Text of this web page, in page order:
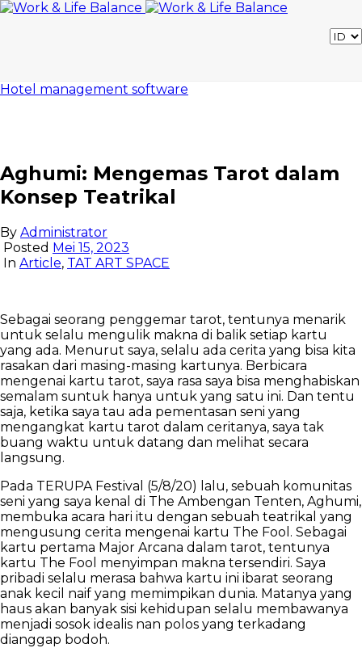
Hotel management software
Aghumi: Mengemas Tarot dalam
Konsep Teatrikal
By Administrator
Posted Mei 15, 2023
In Article, TAT ART SPACE
Sebagai seorang penggemar tarot, tentunya menarik
untuk selalu mengulik makna di balik setiap kartu
yang ada. Menurut saya, selalu ada cerita yang bisa kita
rasakan dari masing-masing kartunya. Berbicara
mengenai kartu tarot, saya rasa saya bisa menghabiskan
semalam suntuk hanya untuk yang satu ini. Dan tentu
saja, ketika saya tau ada pementasan seni yang
mengangkat kartu tarot dalam ceritanya, saya tak
buang waktu untuk datang dan melihat secara
langsung.
Pada TERUPA Festival (5/8/20) lalu, sebuah komunitas
seni yang saya kenal di The Ambengan Tenten, Aghumi,
membuka acara hari itu dengan sebuah teatrikal yang
mengusung cerita mengenai kartu The Fool. Sebagai
kartu pertama Major Arcana dalam tarot, tentunya
kartu The Fool menyimpan makna tersendiri. Saya
pribadi selalu merasa bahwa kartu ini ibarat seorang
anak kecil naif yang memimpikan dunia. Matanya yang
haus akan banyak sisi kehidupan selalu membawanya
menjadi sosok idealis nan polos yang terkadang
dianggap bodoh.